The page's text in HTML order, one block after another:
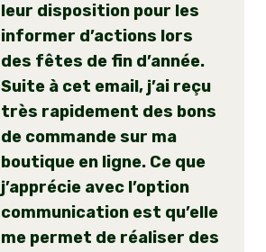
leur disposition pour les
informer d’actions lors
des fêtes de fin d’année.
Suite à cet email, j’ai reçu
très rapidement des bons
de commande sur ma
boutique en ligne. Ce que
j’apprécie avec l’option
communication est qu’elle
me permet de réaliser des